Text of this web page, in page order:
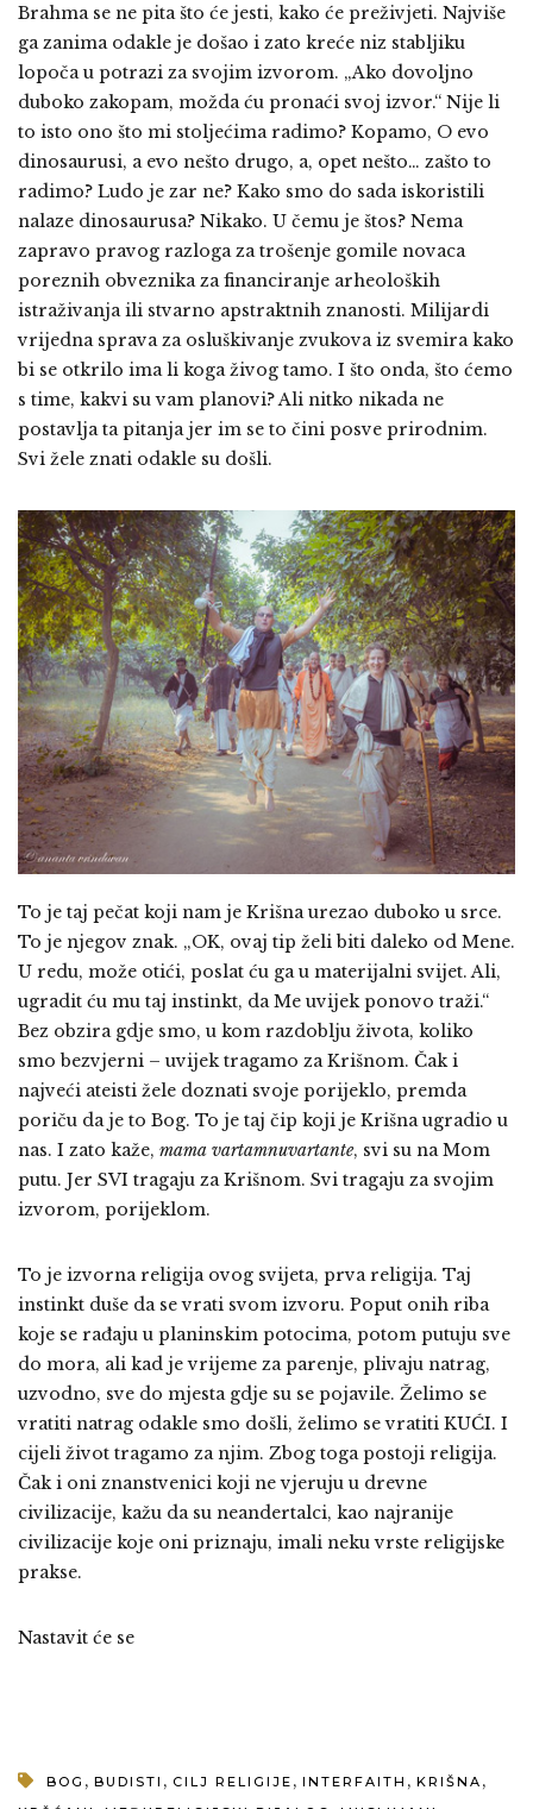
Brahma se ne pita što će jesti, kako će preživjeti. Najviše
ga zanima odakle je došao i zato kreće niz stabljiku
lopoča u potrazi za svojim izvorom. „Ako dovoljno
duboko zakopam, možda ću pronaći svoj izvor.“ Nije li
to isto ono što mi stoljećima radimo? Kopamo, O evo
dinosaurusi, a evo nešto drugo, a, opet nešto… zašto to
radimo? Ludo je zar ne? Kako smo do sada iskoristili
nalaze dinosaurusa? Nikako. U čemu je štos? Nema
zapravo pravog razloga za trošenje gomile novaca
poreznih obveznika za financiranje arheoloških
istraživanja ili stvarno apstraktnih znanosti. Milijardi
vrijedna sprava za osluškivanje zvukova iz svemira kako
bi se otkrilo ima li koga živog tamo. I što onda, što ćemo
s time, kakvi su vam planovi? Ali nitko nikada ne
postavlja ta pitanja jer im se to čini posve prirodnim.
Svi žele znati odakle su došli.
To je taj pečat koji nam je Krišna urezao duboko u srce.
To je njegov znak. „OK, ovaj tip želi biti daleko od Mene.
U redu, može otići, poslat ću ga u materijalni svijet. Ali,
ugradit ću mu taj instinkt, da Me uvijek ponovo traži.“
Bez obzira gdje smo, u kom razdoblju života, koliko
smo bezvjerni – uvijek tragamo za Krišnom. Čak i
najveći ateisti žele doznati svoje porijeklo, premda
poriču da je to Bog. To je taj čip koji je Krišna ugradio u
nas. I zato kaže, mama vartamnuvartante, svi su na Mom
putu. Jer SVI tragaju za Krišnom. Svi tragaju za svojim
izvorom, porijeklom.
To je izvorna religija ovog svijeta, prva religija. Taj
instinkt duše da se vrati svom izvoru. Poput onih riba
koje se rađaju u planinskim potocima, potom putuju sve
do mora, ali kad je vrijeme za parenje, plivaju natrag,
uzvodno, sve do mjesta gdje su se pojavile. Želimo se
vratiti natrag odakle smo došli, želimo se vratiti KUĆI. I
cijeli život tragamo za njim. Zbog toga postoji religija.
Čak i oni znanstvenici koji ne vjeruju u drevne
civilizacije, kažu da su neandertalci, kao najranije
civilizacije koje oni priznaju, imali neku vrste religijske
prakse.
Nastavit će se
BOG , BUDISTI , CILJ RELIGIJE , INTERFAITH , KRIŠNA ,